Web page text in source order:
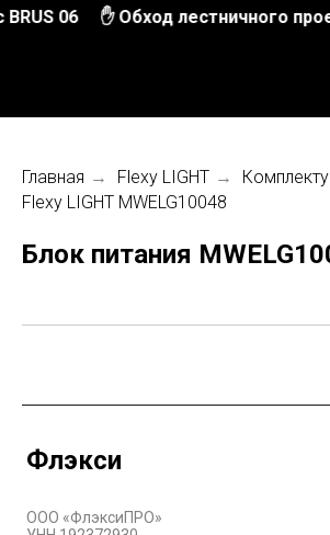
06 ✋ Обход лестничного
Главная → Flexy LIGHT →
Flexy LIGHT MWELG10048
Блок питания
Флэкси
ООО «ФлэксиПРО»